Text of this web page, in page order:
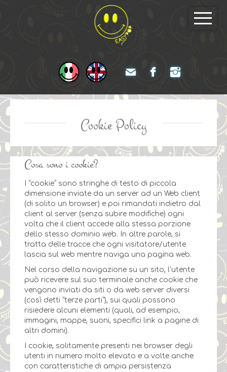
Cookie Policy
Cosa sono i cookie?
I “cookie” sono stringhe di testo di piccola
dimensione inviate da un server ad un Web client
(di solito un browser) e poi rimandati indietro dal
client al server (senza subire modifiche) ogni
volta che il client accede alla stessa porzione
dello stesso dominio web. In altre parole, si
tratta delle tracce che ogni visitatore/utente
lascia sul web mentre naviga una pagina web.
Nel corso della navigazione su un sito, l’utente
può ricevere sul suo terminale anche cookie che
vengono inviati da siti o da web server diversi
(così detti “terze parti”), sui quali possono
risiedere alcuni elementi (quali, ad esempio,
immagini, mappe, suoni, specifici link a pagine di
altri domini).
I cookie, solitamente presenti nei browser degli
utenti in numero molto elevato e a volte anche
con caratteristiche di ampia persistenza